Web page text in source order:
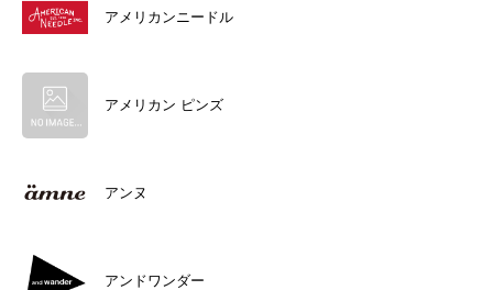
アメリカンニードル
アメリカン ピンズ
アンヌ
アンドワンダー